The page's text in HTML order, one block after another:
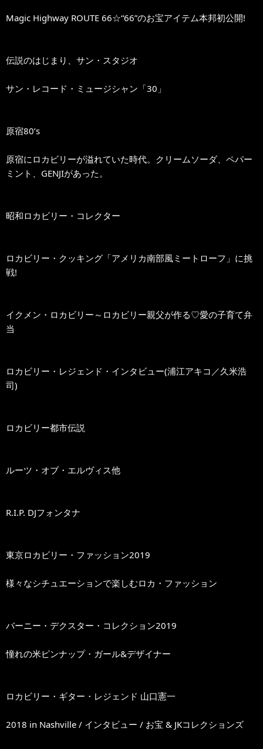
Magic Highway ROUTE 66☆“66”のお宝アイテム本邦初公開!
伝説のはじまり、サン・スタジオ
サン・レコード・ミュージシャン「30」
原宿80’s
原宿にロカビリーが溢れていた時代。クリームソーダ、ペパー
ミント、GENJIがあった。
昭和ロカビリー・コレクター
ロカビリー・クッキング「アメリカ南部風ミートローフ」に挑
戦!
イクメン・ロカビリー～ロカビリー親父が作る♡愛の子育て弁
当
ロカビリー・レジェンド・インタビュー(浦江アキコ／久米浩
司)
ロカビリー都市伝説
ルーツ・オブ・エルヴィス他
R.I.P. DJフォンタナ
東京ロカビリー・ファッション2019
様々なシチュエーションで楽しむロカ・ファッション
バーニー・デクスター・コレクション2019
憧れの米ピンナップ・ガール&デザイナー
ロカビリー・ギター・レジェンド 山口憲一
2018 in Nashville / インタビュー / お宝 & JKコレクションズ